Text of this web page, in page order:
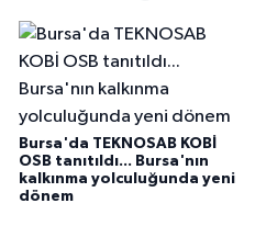
Bursa'da TEKNOSAB KOBİ
OSB tanıtıldı... Bursa'nın
kalkınma yolculuğunda yeni
dönem